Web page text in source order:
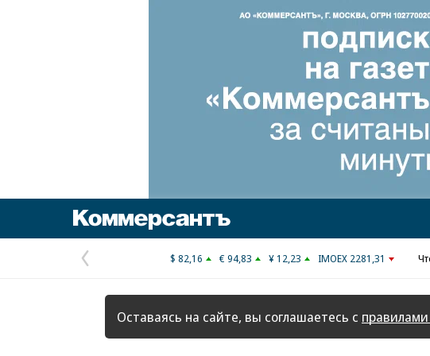
Предыдущая
страница
$ 82,16 € 94,83 ¥ 12,23 IMOEX 2281,31
Оставаясь на сайте, вы соглашаетесь с